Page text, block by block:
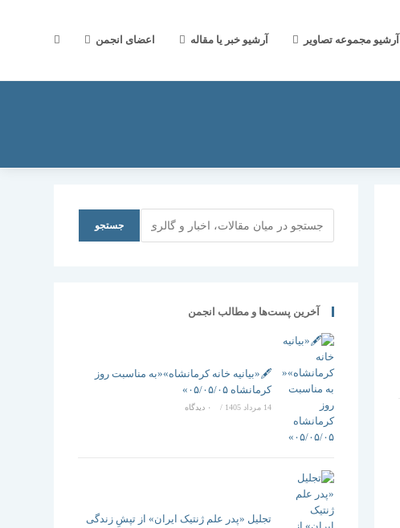
آرشیو مجموعه تصاویر آرشیو خبر یا مقاله اعضای انجمن جستجوی
جستجو
آخرین پست‌ها و مطالب انجمن
🖋️«بیانیه خانه کرمانشاه»«به مناسبت روز
کرمانشاه ۰۵/۰۵/۰۵»
14 مرداد 1405 / ۰ دیدگاه
تجلیل «پدر علم ژنتیک ایران» از تپشِ زندگی